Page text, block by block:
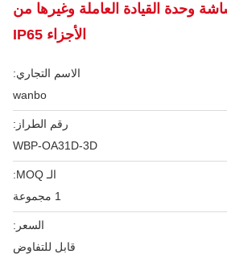
وحدة القيادة العاملة وغيرها من
الأجزاء IP65
الاسم التجاري:
wanbo
رقم الطراز:
WBP-OA31D-3D
الـ MOQ:
السعر:
قابل للتفاوض